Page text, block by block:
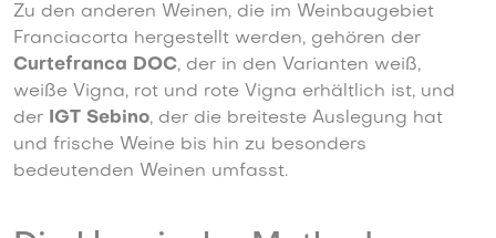
Zu den anderen Weinen, die im Weinbaugebiet
Franciacorta hergestellt werden, gehören der
Curtefranca DOC, der in den Varianten weiß,
weiße Vigna, rot und rote Vigna erhältlich ist, und
der IGT Sebino, der die breiteste Auslegung hat
und frische Weine bis hin zu besonders
bedeutenden Weinen umfasst.